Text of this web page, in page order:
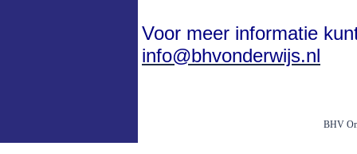
Voor meer informatie
info@bhvonderwijs.nl
BHV